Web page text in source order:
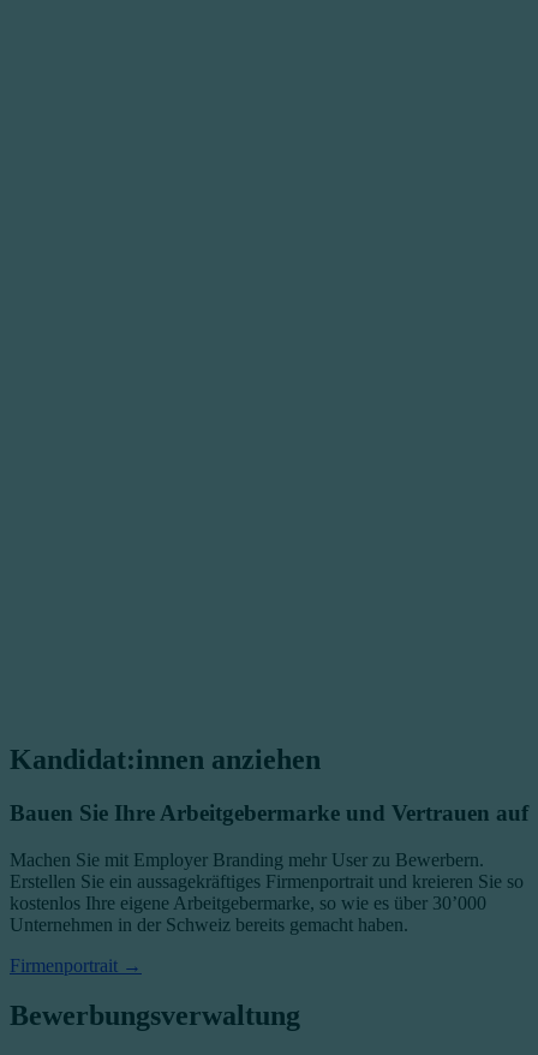
Kandidat:innen anziehen
Bauen Sie Ihre Arbeitgebermarke und Vertrauen auf
Machen Sie mit Employer Branding mehr User zu Bewerbern.
Erstellen Sie ein aussagekräftiges Firmenportrait und kreieren Sie so
kostenlos Ihre eigene Arbeitgebermarke, so wie es über 30’000
Unternehmen in der Schweiz bereits gemacht haben.
Firmenportrait →
Bewerbungsverwaltung